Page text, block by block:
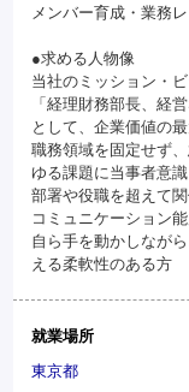
メンバー育成・業務
●求める人物像
当社のミッション・
「経理財務部長、経
として、企業価値の
職務領域を固定せず
ゆる課題に当事者意
部署や役職を超えて
コミュニケーション
自ら手を動かしなが
える柔軟性のある方
就業場所
東京都